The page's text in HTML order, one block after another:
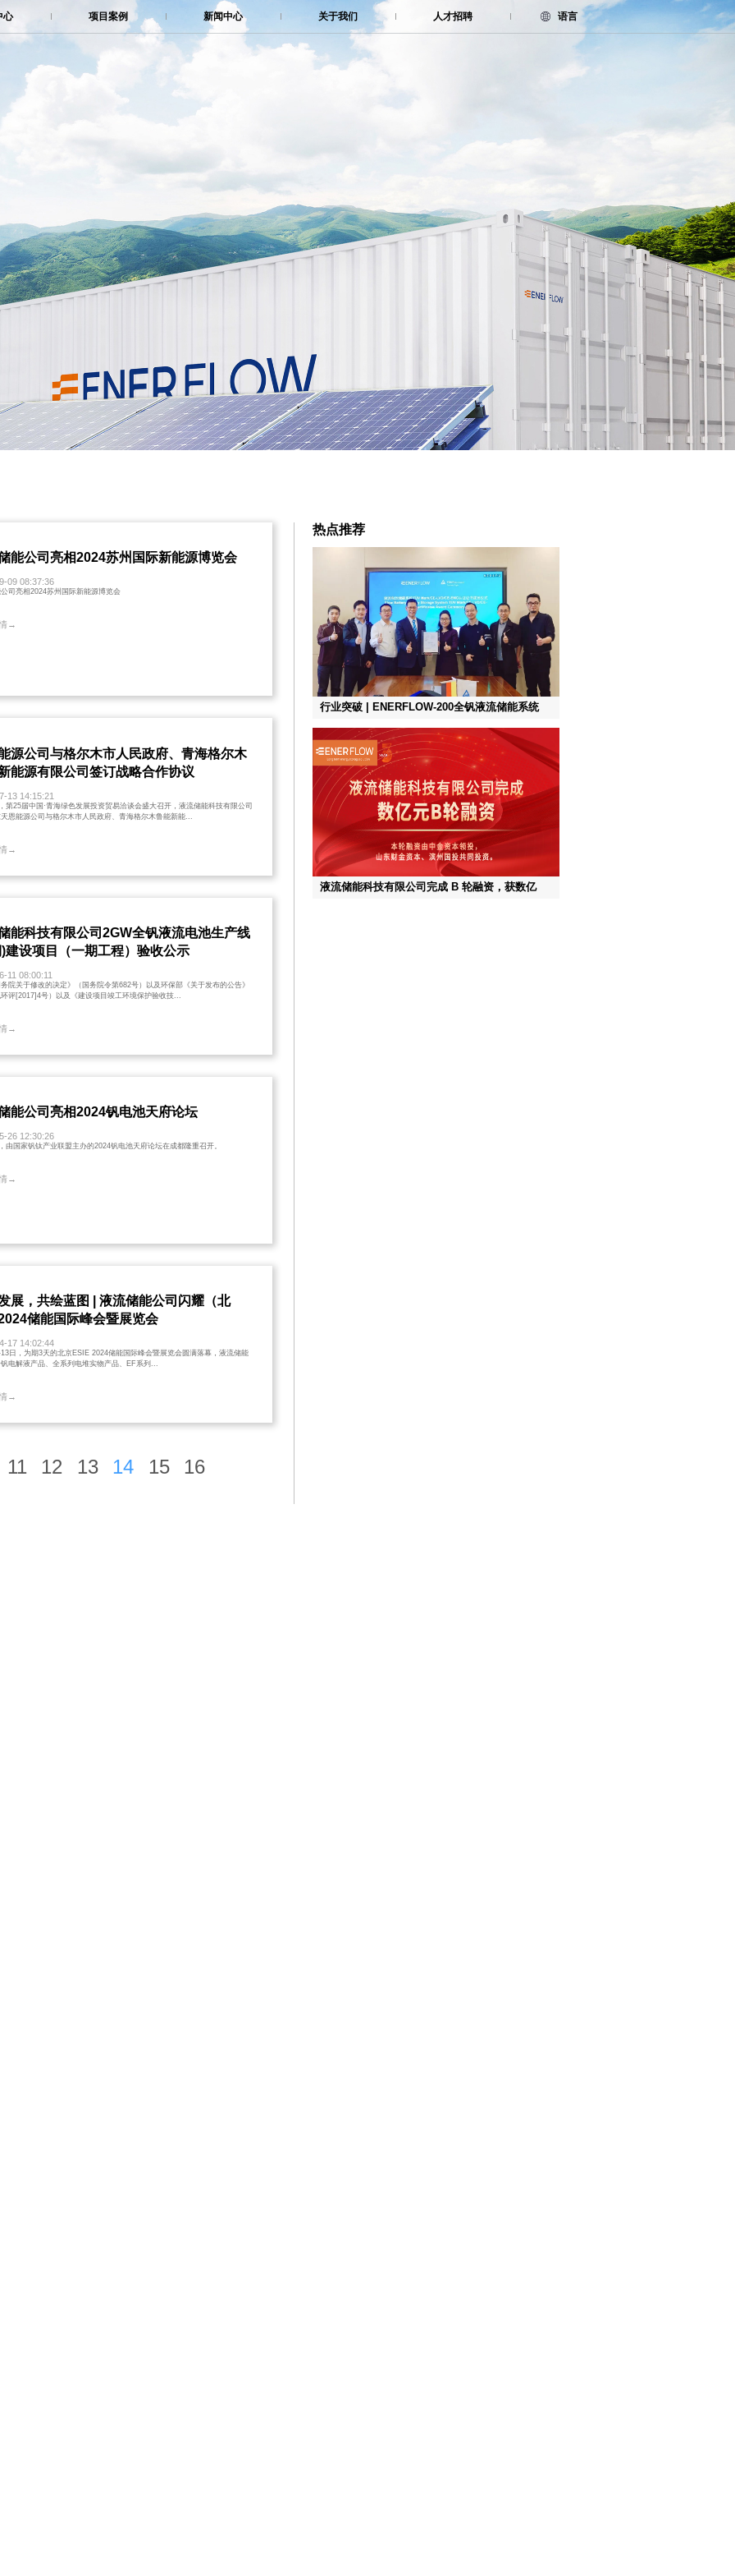
心 项目案例 新闻中心 关于我们 人才招聘 语言
能公司亮相2024苏州国际新能源博览会
09 08:37:36
司亮相2024苏州国际新能源博览会
→
源公司与格尔木市人民政府、青海格尔木
能源有限公司签订战略合作协议
13 14:15:21
第25届中国·青海绿色发展投资贸易洽谈会盛大召开，液流储能科技有限公司
恩能源公司与格尔木市人民政府、青海格尔木鲁能新能...
→
能科技有限公司2GW全钒液流电池生产线
建设项目（一期工程）验收公示
11 08:00:11
院关于修改的决定》（国务院令第682号）以及环保部《关于发布的公告》
评[2017]4号）以及《建设项目竣工环境保护验收技...
→
能公司亮相2024钒电池天府论坛
26 12:30:26
由国家钒钛产业联盟主办的2024钒电池天府论坛在成都隆重召开。
→
展，共绘蓝图 | 液流储能公司闪耀（北
储能国际峰会暨展览会
17 14:02:44
日，为期3天的北京ESIE 2024储能国际峰会暨展览会圆满落幕，液流储能
电解液产品、全系列电堆实物产品、EF系列...
→
11 12 13 14 15 16
热点推荐
行业突破 | ENERFLOW-200全钒液流储能系统
成功通过TÜV莱茵权威认证
行业突破 | ENERFLOW-200全钒液流储能系统
成功通过TÜV莱茵权威认证
近日，液流储能科技自主研发的ENERFLOW-200储能
系统成功获得德国TÜV莱茵集团颁发的认证证书。该产
品顺利通过五大类别的严格测试与评估，获颁5类6张证
书，成为行业内率先完成系统级全面认证的一体化
液流储能科技有限公司完成 B 轮融资，获数亿